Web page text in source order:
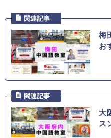
梅
お
大
ス